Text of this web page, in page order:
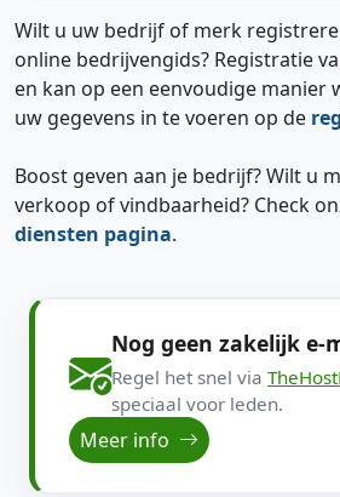
Wilt u uw bedrijf of merk
online bedrijvengids? Registratie
en kan op een eenvoudige manier
uw gegevens in te voeren op de
Boost geven aan je bedrijf? Wilt u
verkoop of vindbaarheid? Check
diensten pagina.
Nog geen zakelijk e-
Regel het snel via
speciaal voor leden.
Meer info